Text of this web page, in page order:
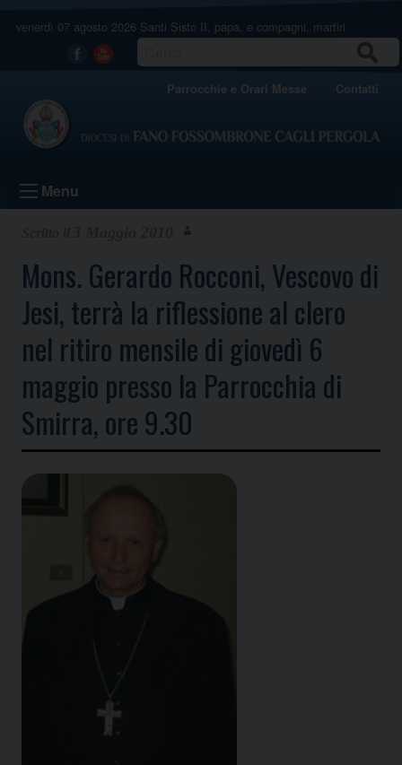
venerdì 07 agosto 2026 Santi Sisto II, papa, e compagni, martiri
Facebook
Youtube
Parrocchie e Orari Messe Contatti
Menu
Mons. Gerardo Rocconi, Vescovo di
Jesi, terrà la riflessione al clero
nel ritiro mensile di giovedì 6
maggio presso la Parrocchia di
Smirra, ore 9.30